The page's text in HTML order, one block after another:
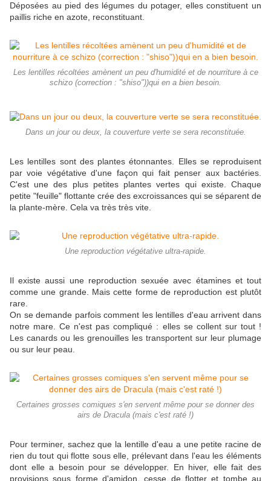
Déposées au pied des légumes du potager, elles constituent un
paillis riche en azote, reconstituant.
Les lentilles récoltées amènent un peu d'humidité et de nourriture à ce
schizo (correction : "shiso"))qui en a bien besoin.
Dans un jour ou deux, la couverture verte se sera reconstituée.
Les lentilles sont des plantes étonnantes. Elles se reproduisent
par voie végétative d'une façon qui fait penser aux bactéries.
C'est une des plus petites plantes vertes qui existe. Chaque
petite "feuille" flottante crée des excroissances qui se séparent de
la plante-mère. Cela va très très vite.
Une reproduction végétative ultra-rapide.
Il existe aussi une reproduction sexuée avec étamines et tout
comme une grande. Mais cette forme de reproduction est plutôt
rare.
On se demande parfois comment les lentilles d'eau arrivent dans
notre mare. Ce n'est pas compliqué : elles se collent sur tout !
Les canards ou les grenouilles les transportent sur leur plumage
ou sur leur peau.
Certaines grosses comiques s'en servent même pour se donner des
airs de Dracula (mais c'est raté !)
Pour terminer, sachez que la lentille d'eau a une petite racine de
rien du tout qui flotte sous elle, prélevant dans l'eau les éléments
dont elle a besoin pour se développer. En hiver, elle fait des
provisions sous forme d'amidon, cesse de flotter et tombe au